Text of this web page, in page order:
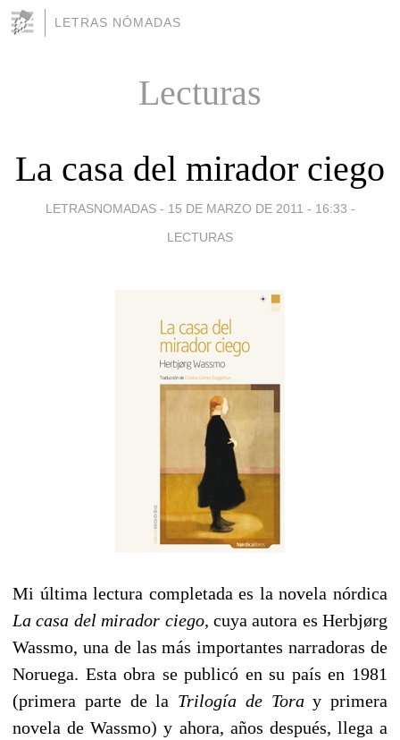
LETRAS NÓMADAS
Lecturas
La casa del mirador ciego
LETRASNOMADAS - 15 DE MARZO DE 2011 - 16:33 -
LECTURAS
Mi última lectura completada es la novela nórdica
La casa del mirador ciego, cuya autora es Herbjørg
Wassmo, una de las más importantes narradoras de
Noruega. Esta obra se publicó en su país en 1981
(primera parte de la Trilogía de Toray primera
novela de Wassmo) y ahora, años después, llega a